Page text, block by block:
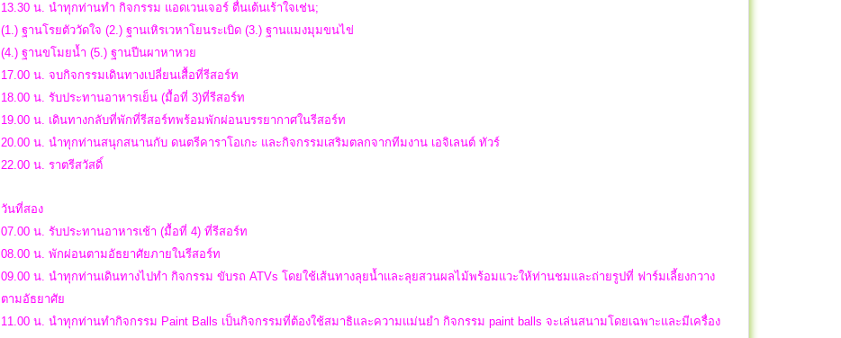
13.30 น. นำทุกท่านทำ กิจกรรม แอดเวนเจอร์ ตื่นเต้นเร้าใจเช่น;
(1.) ฐานโรยตัววัดใจ (2.) ฐานเหิรเวหาโยนระเบิด (3.) ฐานแมงมุมขนไข่
(4.) ฐานขโมยน้ำ (5.) ฐานปีนผาหาหวย
17.00 น. จบกิจกรรมเดินทางเปลี่ยนเสื้อที่รีสอร์ท
18.00 น. รับประทานอาหารเย็น (มื้อที่ 3)ที่รีสอร์ท
19.00 น. เดินทางกลับที่พักที่รีสอร์ทพร้อมพักผ่อนบรรยากาศในรีสอร์ท
20.00 น. นำทุกท่านสนุกสนานกับ ดนตรีคาราโอเกะ และกิจกรรมเสริมตลกจากทีมงาน เอจิเลนต์ ทัวร์
22.00 น. ราตรีสวัสดิ์
วันที่สอง
07.00 น. รับประทานอาหารเช้า (มื้อที่ 4) ที่รีสอร์ท
08.00 น. พักผ่อนตามอัธยาศัยภายในรีสอร์ท
09.00 น. นำทุกท่านเดินทางไปทำ กิจกรรม ขับรถ ATVs โดยใช้เส้นทางลุยน้ำและลุยสวนผลไม้พร้อมแวะให้ท่านชมและถ่ายรูปที่ ฟาร์มเลี้ยงกวาง
ตามอัธยาศัย
11.00 น. นำทุกท่านทำกิจกรรม Paint Balls เป็นกิจกรรมที่ต้องใช้สมาธิและความแม่นยำ กิจกรรม paint balls จะเล่นสนามโดยเฉพาะและมีเครื่อง